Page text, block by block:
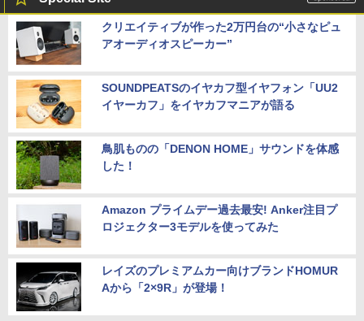
クリエイティブが作った2万円台の“小さなピュ
アオーディオスピーカー”
SOUNDPEATSのイヤカフ型イヤフォン「UU2
イヤーカフ」をイヤカフマニアが語る
鳥肌ものの「DENON HOME」サウンドを体感
した！
Amazon プライムデー過去最安! Anker注目プ
ロジェクター3モデルを使ってみた
レイズのプレミアムカー向けブランドHOMUR
Aから「2×9R」が登場！